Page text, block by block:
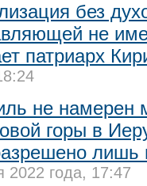
без
не
патриарх
не намерен
горы в
лишь
2022 года, 17:47